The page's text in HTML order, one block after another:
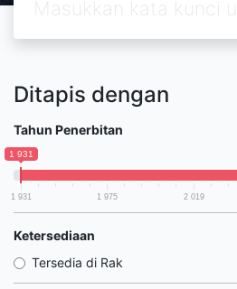
Ditapis dengan
Tahun Penerbitan
1 931
1 931 1 975 2 019
Ketersediaan
Tersedia di Rak